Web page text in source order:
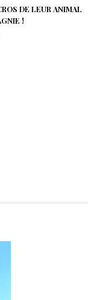
DE LEUR ANIMAL
!